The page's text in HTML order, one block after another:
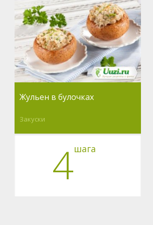
Жульен в булочках
Закуски
4шага